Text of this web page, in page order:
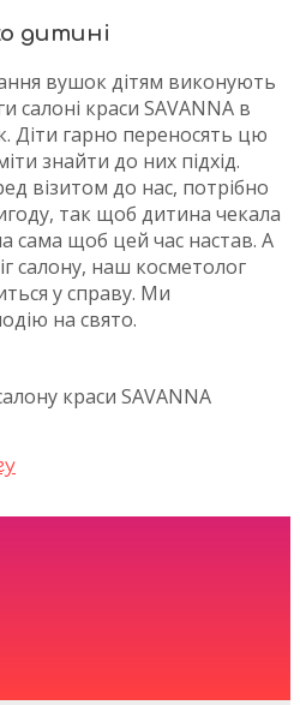
дитині
вушок дітям виконують
салоні краси SAVANNA в
Діти гарно переносять цю
знайти до них підхід.
візитом до нас, потрібно
так щоб дитина чекала
сама щоб цей час настав. А
салону, наш косметолог
у справу. Ми
на свято.
краси SAVANNA